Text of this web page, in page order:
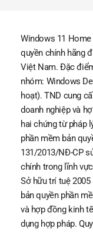
Windows 11 Home
quyền chính hãng
Việt Nam. Đặc
nhóm: Windows
hoạt). TND cung
doanh nghiệp và
hai chứng từ pháp
phần mềm bản
131/2013/NĐ-CP
chính trong lĩnh
Sở hữu trí tuệ
bản quyền phần
và hợp đồng kinh
dụng hợp pháp.